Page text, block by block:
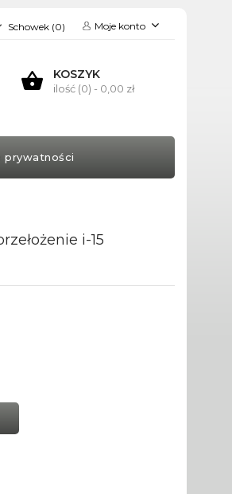
Schowek (0) Moje konto
KOSZYK
ilość (0) - 0,00 zł
prywatności
i-15